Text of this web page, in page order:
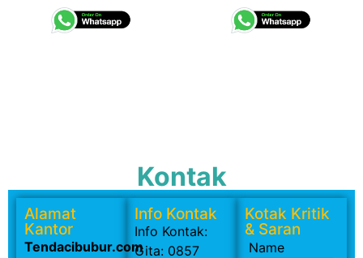
Kontak
Alamat
Kantor
Tendacibubur.com
Info Kontak
Info Kontak:
Gita: 0857
Kotak Kritik
& Saran
Name